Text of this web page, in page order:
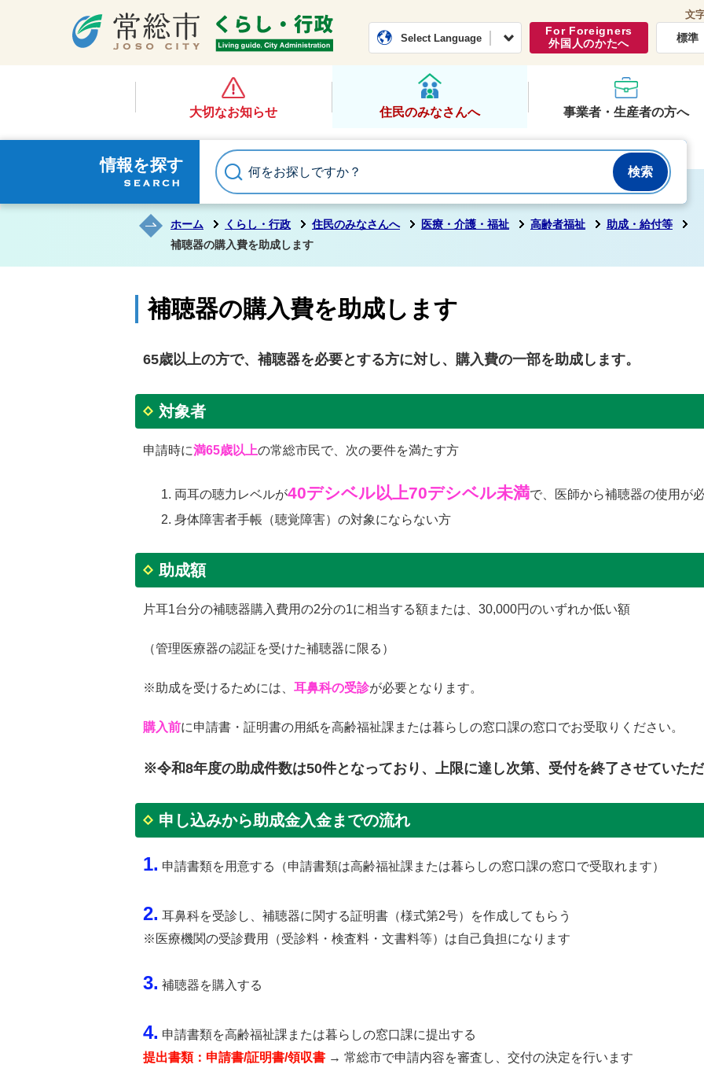
常総市公式ホームページくらし・行政
Select Language
For Foreigners
外国人のかたへ
文
標準
大切なお知らせ 住民のみなさんへ 事業者・生産者の方へ
情報を探す
ホーム くらし・行政 住民のみなさんへ 医療・介護・福祉 高齢者福祉
助成・給付等
補聴器の購入費を助成します
補聴器の購入費を助成します
65歳以上の方で、補聴器を必要とする方に対し、購入費の一部を助成します。
対象者
申請時に満65歳以上の常総市民で、次の要件を満たす方
両耳の聴力レベルが40デシベル以上70デシベル未満で、医師から補聴器の使用が
身体障害者手帳（聴覚障害）の対象にならない方
助成額
片耳1台分の補聴器購入費用の2分の1に相当する額または、30,000円のいずれか低い額
（管理医療器の認証を受けた補聴器に限る）
※助成を受けるためには、 耳鼻科の受診が必要となります。
購入前に申請書・証明書の用紙を高齢福祉課または暮らしの窓口課の窓口でお受取りください。
※令和8年度の助成件数は50件となっており、上限に達し次第、受付を終了させていた
申し込みから助成金入金までの流れ
1. 申請書類を用意する（申請書類は高齢福祉課または暮らしの窓口課の窓口で受取れます）
2. 耳鼻科を受診し、補聴器に関する証明書（様式第2号）を作成してもらう
※医療機関の受診費用（受診料・検査料・文書料等）は自己負担になります
3. 補聴器を購入する
4. 申請書類を高齢福祉課または暮らしの窓口課に提出する
提出書類：申請書/証明書/領収書 → 常総市で申請内容を審査し、交付の決定を行います